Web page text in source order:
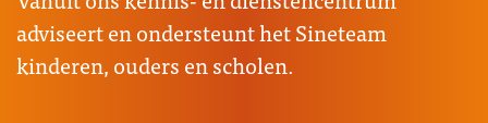
adviseert en ondersteunt het Sineteam
kinderen, ouders en scholen.